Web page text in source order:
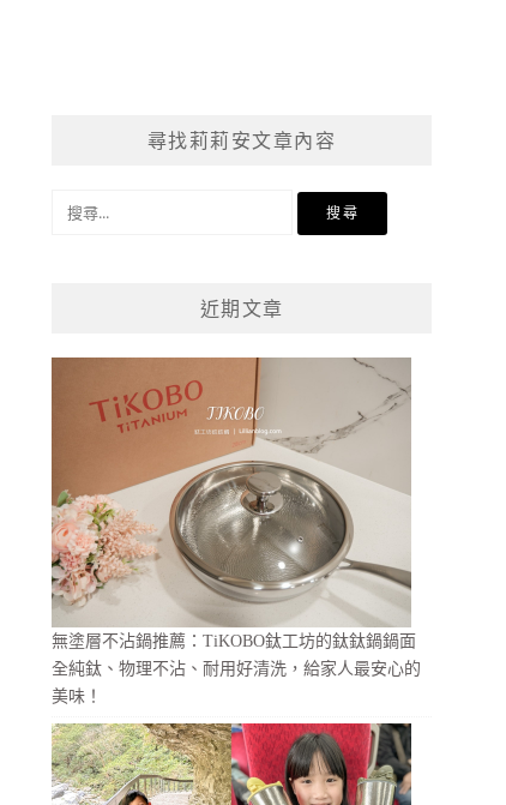
尋找莉莉安文章內容
近期文章
無塗層不沾鍋推薦：TiKOBO鈦工坊的鈦鈦鍋鍋面
全純鈦、物理不沾、耐用好清洗，給家人最安心的
美味！